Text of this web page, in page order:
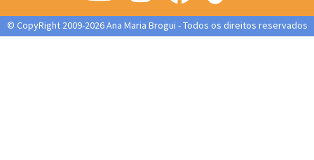
© CopyRight 2009-2026 Ana Maria Brogui - Todos os direitos reservados